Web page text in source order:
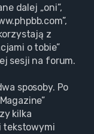
dalej „oni”,
z
o tobie”
sesji na forum.
sposoby. Po
kilka
tekstowymi